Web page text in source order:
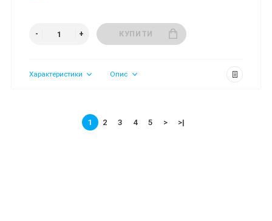
КУПИТИ
Характеристики Опис
1 2 3 4 5 > >|